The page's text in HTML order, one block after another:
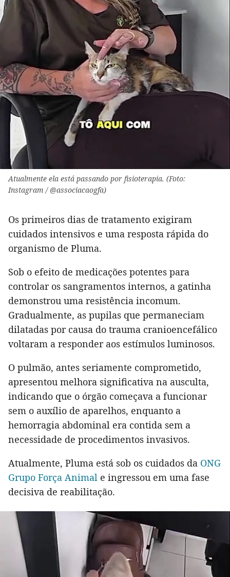
Atualmente ela está passando por fisioterapia. (Foto:
Instagram / @associacaogfa)
Os primeiros dias de tratamento exigiram
cuidados intensivos e uma resposta rápida do
organismo de Pluma.
Sob o efeito de medicações potentes para
controlar os sangramentos internos, a gatinha
demonstrou uma resistência incomum.
Gradualmente, as pupilas que permaneciam
dilatadas por causa do trauma cranioencefálico
voltaram a responder aos estímulos luminosos.
O pulmão, antes seriamente comprometido,
apresentou melhora significativa na ausculta,
indicando que o órgão começava a funcionar
sem o auxílio de aparelhos, enquanto a
hemorragia abdominal era contida sem a
necessidade de procedimentos invasivos.
Atualmente, Pluma está sob os cuidados da ONG
Grupo Força Animal e ingressou em uma fase
decisiva de reabilitação.